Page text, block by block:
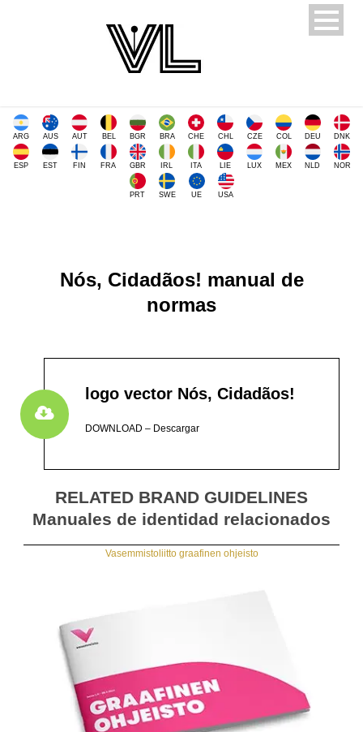
ARG AUS AUT BEL BGR BRA CHE CHL CZE COL DEU DNK
ESP EST FIN FRA GBR IRL ITA LIE LUX MEX NLD NOR
PRT SWE UE USA
Nós, Cidadãos! manual de
normas
logo vector Nós, Cidadãos!
DOWNLOAD – Descargar
RELATED BRAND GUIDELINES
Manuales de identidad relacionados
Vasemmistoliitto graafinen ohjeisto